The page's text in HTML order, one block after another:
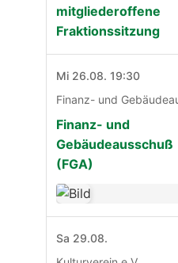
mitgliederoffene
Fraktionssitzung
Mi 26.08. 19:30
Finanz- und
Gebäudeausschuß
(FGA)
Sa 29.08.